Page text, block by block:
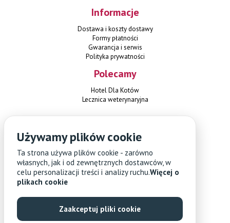
Informacje
Dostawa i koszty dostawy
Formy płatności
Gwarancja i serwis
Polityka prywatności
Polecamy
Hotel Dla Kotów
Lecznica weterynaryjna
Czterylapki.pl
ul. Herbsta 1
02-784 Warszawa
+48 451 108 689
Używamy plików cookie
Ta strona używa plików cookie - zarówno
własnych, jak i od zewnętrznych dostawców, w
celu personalizacji treści i analizy ruchu.Więcej o
plikach cookie
Zaakceptuj pliki cookie